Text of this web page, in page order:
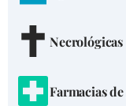
Necrológicas
Farmacias